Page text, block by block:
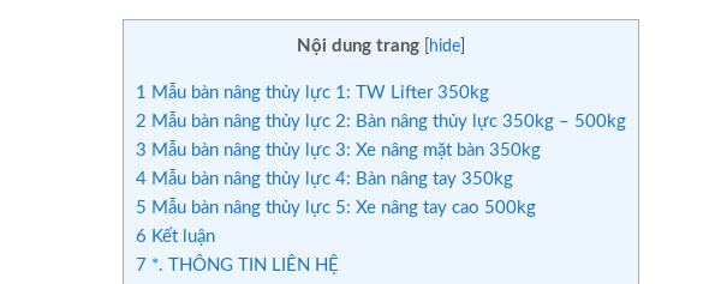
Nội dung trang hide
1
Mẫu bàn nâng thủy lực 1: TW Lifter 350kg
2 Mẫu bàn nâng thủy lực 2: Bàn nâng thủy lực 350kg – 500kg
3 Mẫu bàn nâng thủy lực 3: Xe nâng mặt bàn 350kg
4 Mẫu bàn nâng thủy lực 4: Bàn nâng tay 350kg
5 Mẫu bàn nâng thủy lực 5: Xe nâng tay cao 500kg
6 Kết luận
7 *. THÔNG TIN LIÊN HỆ